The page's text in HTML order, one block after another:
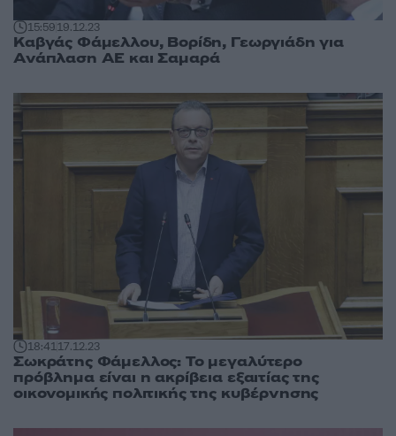
15:5919.12.23
Καβγάς Φάμελλου, Βορίδη, Γεωργιάδη για
Ανάπλαση ΑΕ και Σαμαρά
18:4117.12.23
Σωκράτης Φάμελλος: Το μεγαλύτερο
πρόβλημα είναι η ακρίβεια εξαιτίας της
οικονομικής πολιτικής της κυβέρνησης